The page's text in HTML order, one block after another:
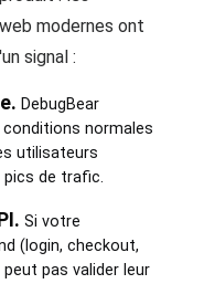
modernes ont
signal :
DebugBear
normales
utilisateurs
de trafic.
Si votre
(login, checkout,
pas valider leur